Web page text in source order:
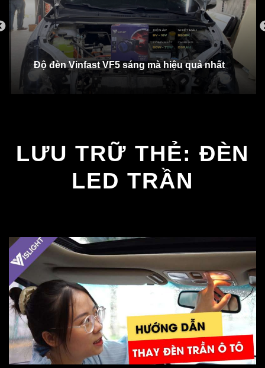
Độ đèn Vinfast VF5 sáng mà hiệu quả nhất
LƯU TRỮ THẺ: ĐÈN
LED TRẦN